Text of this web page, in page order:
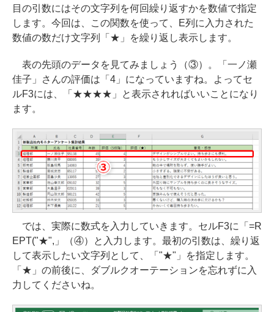
目の引数にはその文字列を何回繰り返すかを数値で指定
します。今回は、この関数を使って、E列に入力された
数値の数だけ文字列「★」を繰り返し表示します。
表の先頭のデータを見てみましょう（③）。「一ノ瀬
佳子」さんの評価は「4」になっていますね。よってセ
ルF3には、「★★★★」と表示されればいいことになり
ます。
では、実際に数式を入力していきます。セルF3に「=R
EPT("★",」（④）と入力します。最初の引数は、繰り返
して表示したい文字列として、「"★"」を指定します。
「★」の前後に、ダブルクオーテーションを忘れずに入
力してくださいね。